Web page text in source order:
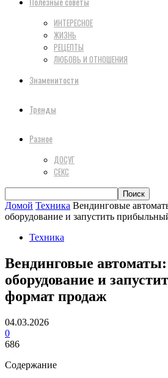
ИНТЕРЕСНОЕ
ЖИЗНЬ
РЕЦЕПТЫ
ЛЮБОВЬ И ОТНОШЕНИЯ
Знаменитости
Тренды
Разное
ДОСУГ
СЕКС
Домой Техника Вендинговые
оборудование и запустить
Техника
Вендинговые
оборудование и
формат продаж
04.03.2026
0
686
Содержание